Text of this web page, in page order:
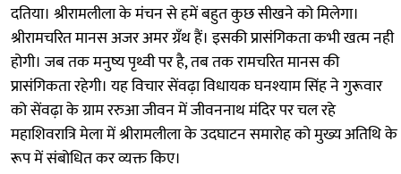
दतिया। श्रीरामलीला के मंचन से हमें बहुत कुछ सीखने को मिलेगा।
श्रीरामचरित मानस अजर अमर ग्रँथ हैं। इसकी प्रासंगिकता कभी खत्म नही
होगी। जब तक मनुष्य पृथ्वी पर है, तब तक रामचरित मानस की
प्रासंगिकता रहेगी। यह विचार सेंवढ़ा विधायक घनश्याम सिंह ने गुरूवार
को सेंवढ़ा के ग्राम ररुआ जीवन में जीवननाथ मंदिर पर चल रहे
महाशिवरात्रि मेला में श्रीरामलीला के उदघाटन समारोह को मुख्य अतिथि के
रूप में संबोधित कर व्यक्त किए।